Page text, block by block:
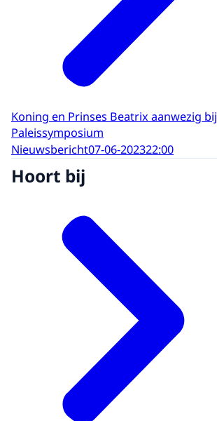
Koning en Prinses Beatrix aanwezig bij
Paleissymposium
Nieuwsbericht07-06-202322:00
Hoort bij